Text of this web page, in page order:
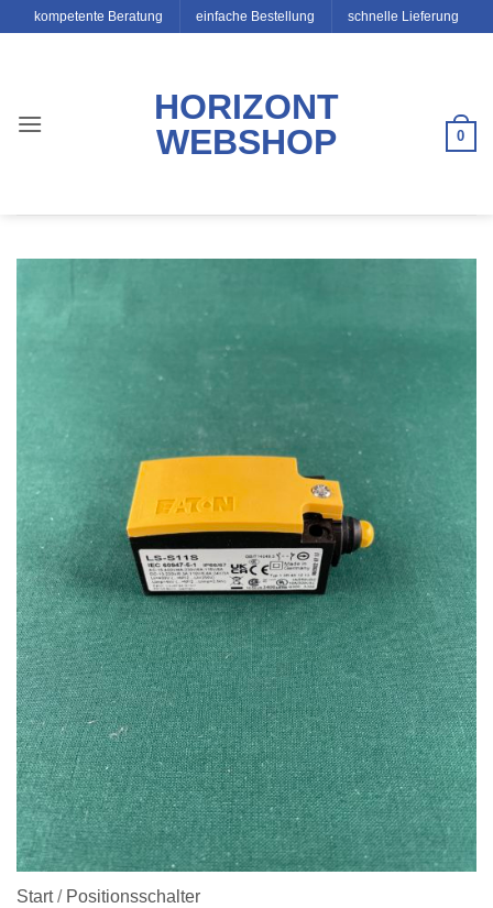
kompetente Beratung einfache Bestellung schnelle Lieferung
HORIZONT
WEBSHOP
0
Start / Positionsschalter